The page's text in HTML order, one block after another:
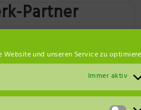
und unseren Service zu
Immer aktiv
Partner